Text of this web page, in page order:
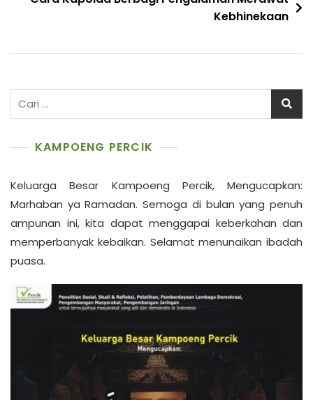
Kebhinekaan
KAMPOENG PERCIK
Keluarga Besar Kampoeng Percik, Mengucapkan:
Marhaban ya Ramadan. Semoga di bulan yang penuh
ampunan ini, kita dapat menggapai keberkahan dan
memperbanyak kebaikan. Selamat menunaikan ibadah
puasa.